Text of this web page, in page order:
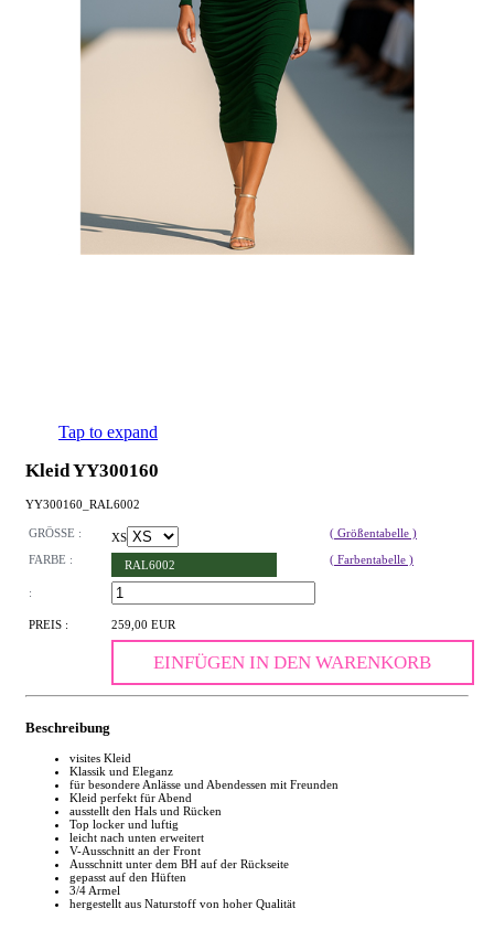
Tap to expand
Kleid YY300160
YY300160_RAL6002
GRÖSSE : XS
( Größentabelle )
FARBE :
RAL6002 ( Farbentabelle )
:
PREIS : 259,00 EUR
EINFÜGEN IN DEN WARENKORB
Beschreibung
visites Kleid
Klassik und Eleganz
für besondere Anlässe und Abendessen mit Freunden
Kleid perfekt für Abend
ausstellt den Hals und Rücken
Top locker und luftig
leicht nach unten erweitert
V-Ausschnitt an der Front
Ausschnitt unter dem BH auf der Rückseite
gepasst auf den Hüften
3/4 Armel
hergestellt aus Naturstoff von hoher Qualität